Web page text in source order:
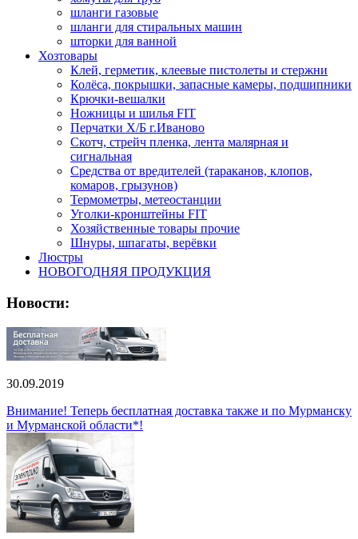
шланги газовые
шланги для стиральных машин
шторки для ванной
Хозтовары
Клей, герметик, клеевые пистолеты и стержни
Колёса, покрышки, запасные камеры, подшипники
Крючки-вешалки
Ножницы и шилья FIT
Перчатки Х/Б г.Иваново
Скотч, стрейч пленка, лента малярная и
сигнальная
Средства от вредителей (тараканов, клопов,
комаров, грызунов)
Термометры, метеостанции
Уголки-кронштейны FIT
Хозяйственные товары прочие
Шнуры, шпагаты, верёвки
Люстры
НОВОГОДНЯЯ ПРОДУКЦИЯ
Новости:
30.09.2019
Внимание! Теперь бесплатная доставка также и по Мурманску
и Мурманской области*!